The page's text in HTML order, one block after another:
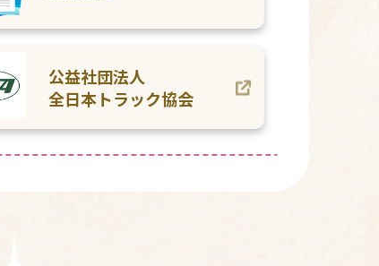
公益社団法人
全日本トラック協会